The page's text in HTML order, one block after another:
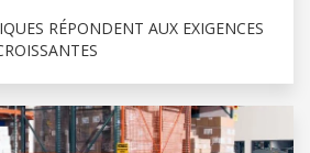
RÉPONDENT AUX EXIGENCES